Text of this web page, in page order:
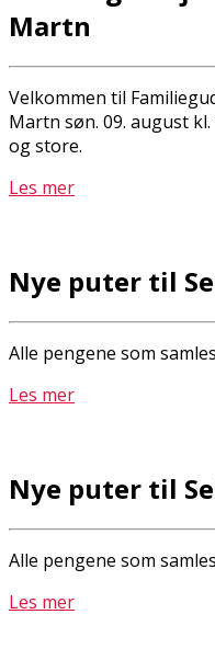
Martn
Velkommen til
Martn søn. 09. august
og store.
Les mer
Nye puter til
Alle pengene som
Les mer
Nye puter til
Alle pengene som
Les mer